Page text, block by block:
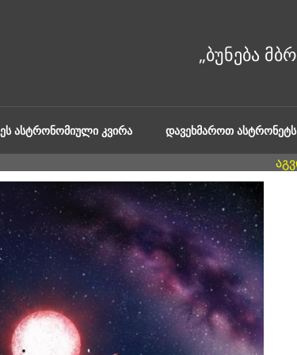
ᲔᲡ ᲐᲡᲢᲠᲝᲜᲝᲛᲘᲣᲚᲘ ᲙᲕᲘᲠᲐ ᲓᲐᲕᲔᲮᲛᲐᲠᲝᲗ ᲐᲡᲢᲠᲝᲜᲔᲢᲡ